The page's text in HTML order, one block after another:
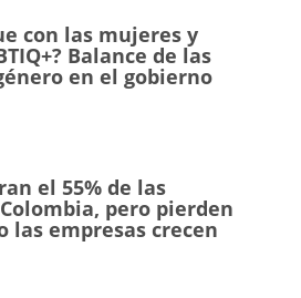
con las mujeres y
Balance de las
en el gobierno
el 55% de las
pero pierden
las empresas crecen